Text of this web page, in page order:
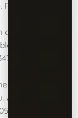
PubMed PMID
collagen
PubMed
and
Int J Mol